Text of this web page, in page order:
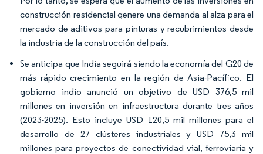
construcción residencial genere una demanda al alza para el
mercado de aditivos para pinturas y recubrimientos desde
la industria de la construcción del país.
Se anticipa que India seguirá siendo la economía del G20 de
más rápido crecimiento en la región de Asia-Pacífico. El
gobierno indio anunció un objetivo de USD 376,5 mil
millones en inversión en infraestructura durante tres años
(2023-2025). Esto incluye USD 120,5 mil millones para el
desarrollo de 27 clústeres industriales y USD 75,3 mil
millones para proyectos de conectividad vial, ferroviaria y